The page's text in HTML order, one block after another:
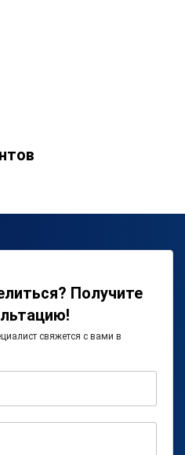
Получите
свяжется с вами в